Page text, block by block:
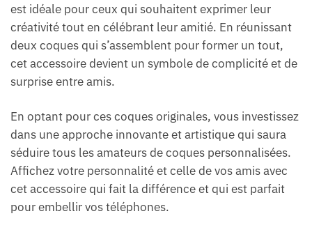
est idéale pour ceux qui souhaitent exprimer leur
créativité tout en célébrant leur amitié. En réunissant
deux coques qui s’assemblent pour former un tout,
cet accessoire devient un symbole de complicité et de
surprise entre amis.
En optant pour ces coques originales, vous investissez
dans une approche innovante et artistique qui saura
séduire tous les amateurs de coques personnalisées.
Affichez votre personnalité et celle de vos amis avec
cet accessoire qui fait la différence et qui est parfait
pour embellir vos téléphones.